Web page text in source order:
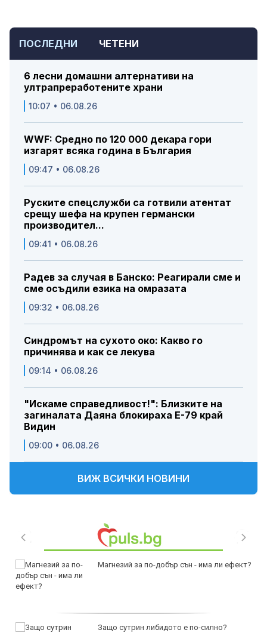
ПОСЛЕДНИ ЧЕТЕНИ
6 лесни домашни алтернативи на
ултрапреработените храни
10:07 • 06.08.26
WWF: Средно по 120 000 декара гори
изгарят всяка година в България
09:47 • 06.08.26
Руските спецслужби са готвили атентат
срещу шефа на крупен германски
производител...
09:41 • 06.08.26
Радев за случая в Банско: Реагирали сме и
сме осъдили езика на омразата
09:32 • 06.08.26
Синдромът на сухото око: Какво го
причинява и как се лекува
09:14 • 06.08.26
"Искаме справедливост!": Близките на
загиналата Даяна блокираха Е-79 край
Видин
09:00 • 06.08.26
ВИЖ ВСИЧКИ НОВИНИ
Магнезий за по-добър сън - има ли ефект?
Защо сутрин либидото е по-силно?